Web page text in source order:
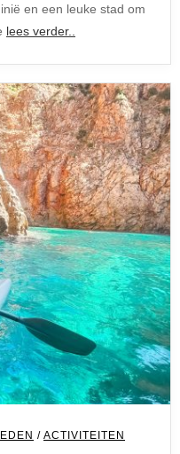
en een leuke stad om
lees verder..
/ ACTIVITEITEN